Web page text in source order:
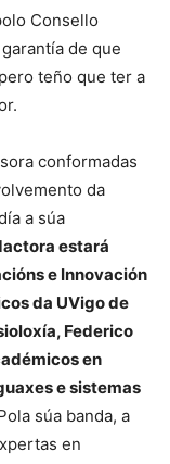
Consello
de que
teño que ter a
conformadas
da
a súa
estará
e Innovación
da UVigo de
Federico
en
e sistemas
súa banda, a
en